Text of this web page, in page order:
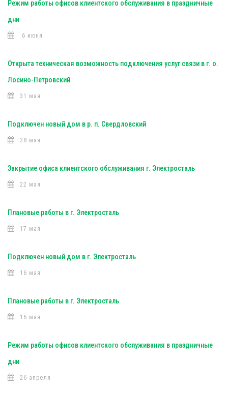
Режим работы офисов клиентского обслуживания в праздничные
дни
6 июня
Открыта техническая возможность подключения услуг связи в г. о.
Лосино-Петровский
31 мая
Подключен новый дом в р. п. Свердловский
28 мая
Закрытие офиса клиентского обслуживания г. Электросталь
22 мая
Плановые работы в г. Электросталь
17 мая
Подключен новый дом в г. Электросталь
16 мая
Плановые работы в г. Электросталь
16 мая
Режим работы офисов клиентского обслуживания в праздничные
дни
26 апреля